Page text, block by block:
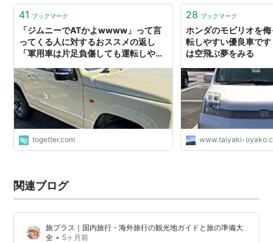
41 ブックマーク
「ジムニーでATかよwwww」って言
ってくる人に対するおススメの返し
「軍用車は片足負傷しても運転しやす
togetter.com
28 ブックマーク
ホンダのモビリオを
転しやすい優良車で
は空飛ぶ夢をみる
www.taiyaki-
関連ブログ
旅プラス｜国内旅行・海外旅行の観光地ガイドと旅の準備大
全 • 5ヶ月前